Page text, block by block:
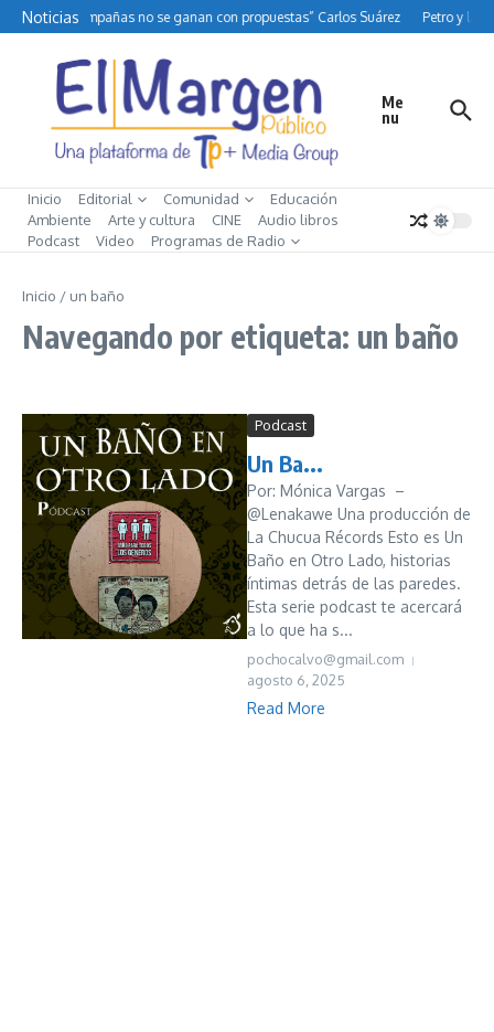
Saltar al contenido
Noticias
“Las campañas no se ganan con propuestas” Carlos Suárez Petro y la
Me
nu
Inicio Editorial Comunidad
Educación
Ambiente
Arte y cultura CINE
Audio libros
Podcast
Video Programas de Radio
Inicio / un baño
Navegando por etiqueta: un baño
Podcast
Un Ba...
Por: Mónica Vargas –
@Lenakawe Una producción de
La Chucua Récords Esto es Un
Baño en Otro Lado, historias
íntimas detrás de las paredes.
Esta serie podcast te acercará
a lo que ha s...
pochocalvo@gmail.com
agosto 6, 2025
Read More